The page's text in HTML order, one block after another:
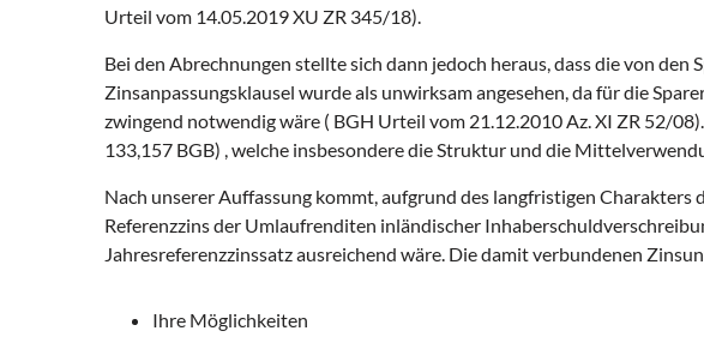
Urteil vom 14.05.2019 XU ZR 345/18).
Bei den Abrechnungen stellte sich dann jedoch heraus, dass die von
Zinsanpassungsklausel wurde als unwirksam angesehen, da für die
zwingend notwendig wäre ( BGH Urteil vom 21.12.2010 Az. XI ZR 52/
133,157 BGB) , welche insbesondere die Struktur und die
Nach unserer Auffassung kommt, aufgrund des langfristigen
Referenzzins der Umlaufrenditen inländischer
Jahresreferenzzinssatz ausreichend wäre. Die damit verbundenen
Ihre Möglichkeiten